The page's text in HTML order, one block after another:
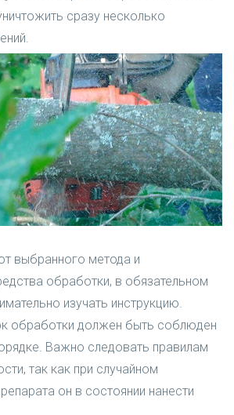
сразу несколько
выбранного метода и
обработки, в обязательном
изучать инструкцию.
обработки должен быть соблюден
Важно следовать правилам
так как при случайном
он в состоянии нанести